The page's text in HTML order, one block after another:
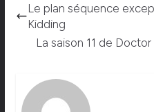
Le plan séquence
Kidding
La saison 11 de